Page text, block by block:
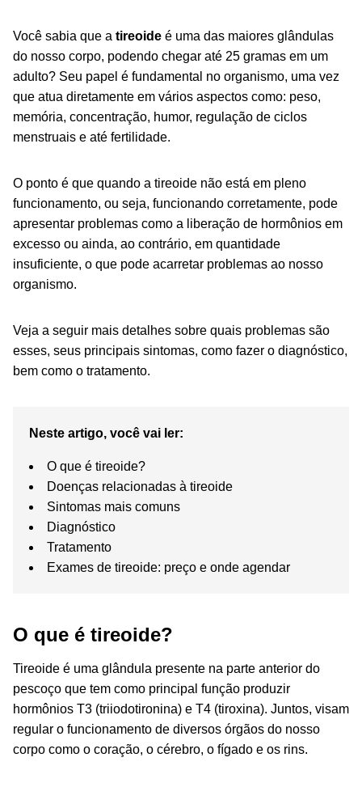
Você sabia que a tireoide é uma das maiores glândulas
do nosso corpo, podendo chegar até 25 gramas em um
adulto? Seu papel é fundamental no organismo, uma vez
que atua diretamente em vários aspectos como: peso,
memória, concentração, humor, regulação de ciclos
menstruais e até fertilidade.
O ponto é que quando a tireoide não está em pleno
funcionamento, ou seja, funcionando corretamente, pode
apresentar problemas como a liberação de hormônios em
excesso ou ainda, ao contrário, em quantidade
insuficiente, o que pode acarretar problemas ao nosso
organismo.
Veja a seguir mais detalhes sobre quais problemas são
esses, seus principais sintomas, como fazer o diagnóstico,
bem como o tratamento.
Neste artigo, você vai ler:
O que é tireoide?
Doenças relacionadas à tireoide
Sintomas mais comuns
Diagnóstico
Tratamento
Exames de tireoide: preço e onde agendar
O que é tireoide?
Tireoide é uma glândula presente na parte anterior do
pescoço que tem como principal função produzir
hormônios T3 (triiodotironina) e T4 (tiroxina). Juntos, visam
regular o funcionamento de diversos órgãos do nosso
corpo como o coração, o cérebro, o fígado e os rins.